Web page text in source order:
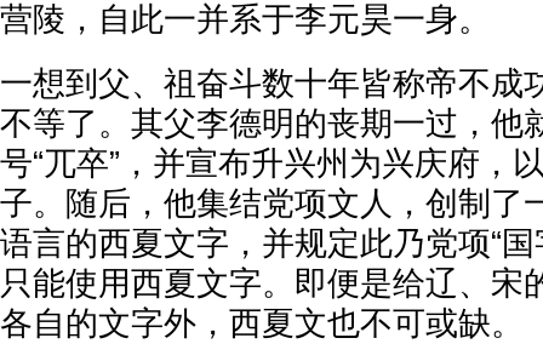
营陵，自此一并系于李元昊一身。
一想到父、祖奋斗数十年皆称帝不成
不等了。其父李德明的丧期一过，他
号“兀卒”，并宣布升兴州为兴庆府，
子。随后，他集结党项文人，创制了
语言的西夏文字，并规定此乃党项“
只能使用西夏文字。即便是给辽、宋
各自的文字外，西夏文也不可或缺。